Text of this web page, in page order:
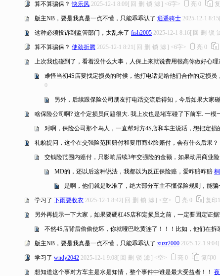
算不算骗保？ 快乐风 2025-12-1 8:09[ 回 删 锁 滤 ] <6字> 亮 0
版主NB，要是我真是一点不懂，只能乖乖认了 逍遥骑士 2025-12-1 8:15
这种必须投诉到监管部门，太乱来了 fish2005 2025-12-1 8:16[ 回 删 锁
算不算骗保？ 使劲折腾 2025-12-1 8:21 [ 回 删 锁 滤 ] <6字> 亮 0
上次我也碰到了，看着没什么大事，人保上来就说费用很高你做好心
难怪当初4S店要找定损员的时候，他打电话是给他们合作的定损
0
另外，后续跟保险公司朋友打电话交流后得知，今后如果大家
啥保险公司啊? 这个定损员问题很大. 我上次也是堵车碰了下前车. 一
对啊，保险公司那个鸟人，一直帮对方4S店和车主说话，想把定
礼貌提问，这个在交强险范围赔付和要用商业险赔付，会有什么后果？
交钱险范围内赔付，只影响后续3年交强险的金额，如果动用商业
MD的，还以后这种说法，我都以为反正保险赔，爱咋赔咋赔
是啊，他们就是吃准了，绝大部分车主不懂保险规则，能
学习了 下雨要收衣 2025-12-1 8:42 [ 回 删 锁 滤 ] <空> 亮 0 复印1
另外再提示一下大家，如果要硬杠4S店和定损员之前，一定要固定证
不然4S店背后偷偷使坏，你就哑巴吃黄连了！！！比如，他们在
版主NB，要是我真是一点不懂，只能乖乖认了 xuzr2000 2025-12-1 9:04[
学习了 wndy2042 2025-12-1 9:08[ 回 删 锁 滤 ] <空> 亮 0 复印0
想知道这个事对方车主是水是知情，整个事件中谁是最大受益者！！